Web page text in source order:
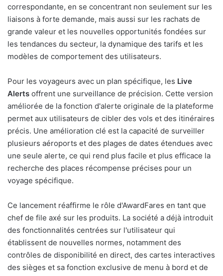
correspondante, en se concentrant non seulement sur les
liaisons à forte demande, mais aussi sur les rachats de
grande valeur et les nouvelles opportunités fondées sur
les tendances du secteur, la dynamique des tarifs et les
modèles de comportement des utilisateurs.
Pour les voyageurs avec un plan spécifique, les Live
Alerts offrent une surveillance de précision. Cette version
améliorée de la fonction d'alerte originale de la plateforme
permet aux utilisateurs de cibler des vols et des itinéraires
précis. Une amélioration clé est la capacité de surveiller
plusieurs aéroports et des plages de dates étendues avec
une seule alerte, ce qui rend plus facile et plus efficace la
recherche des places récompense précises pour un
voyage spécifique.
Ce lancement réaffirme le rôle d'AwardFares en tant que
chef de file axé sur les produits. La société a déjà introduit
des fonctionnalités centrées sur l'utilisateur qui
établissent de nouvelles normes, notamment des
contrôles de disponibilité en direct, des cartes interactives
des sièges et sa fonction exclusive de menu à bord et de